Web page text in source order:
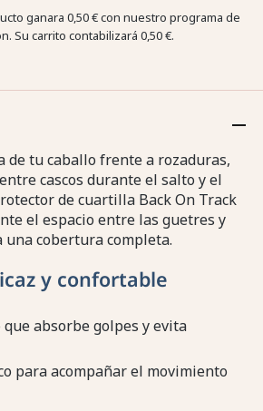
ganara 0,50 €con nuestro programa de
Su carrito contabilizará 0,50 €.
de tu caballo frente a rozaduras,
cascos durante el salto y el
de cuartilla Back On Track
el espacio entre las guetres y
una cobertura completa.
y confortable
que absorbe golpes y evita
para acompañar el movimiento